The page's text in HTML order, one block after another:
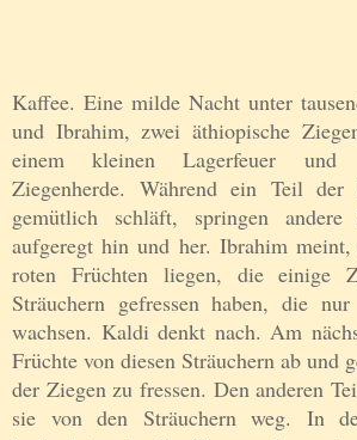
Kaffee. Eine milde Nacht unter
und Ibrahim, zwei äthiopische
einem kleinen Lagerfeuer und
Ziegenherde. Während ein Teil
gemütlich schläft, springen
aufgeregt hin und her. Ibrahim meint,
roten Früchten liegen, die einige
Sträuchern gefressen haben, die
wachsen. Kaldi denkt nach. Am
Früchte von diesen Sträuchern ab und
der Ziegen zu fressen. Den anderen
sie von den Sträuchern weg. In